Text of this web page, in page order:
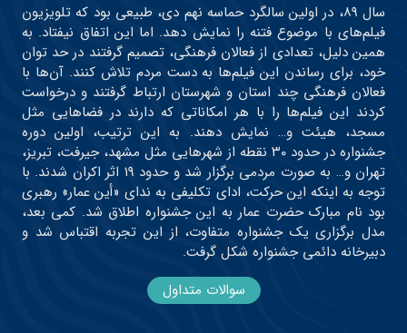
سال ۸۹، در اولین سالگرد حماسه نهم دی، طبیعی بود که تلویزیون
فیلم‌های با موضوع فتنه را نمایش دهد. اما این اتفاق نیفتاد. به
همین دلیل، تعدادی از فعالان فرهنگی، تصمیم گرفتند در حد توان
خود، برای رساندن این فیلم‌ها به دست مردم تلاش کنند. آن‌ها با
فعالان فرهنگی چند استان و شهرستان ارتباط گرفتند و درخواست
کردند این فیلم‌ها را با هر امکاناتی که دارند در فضاهایی مثل
مسجد، هیئت و… نمایش دهند. به این ترتیب، اولین دوره
جشنواره در حدود ۳۰ نقطه از شهرهایی مثل مشهد، جیرفت، تبریز،
تهران و… به صورت مردمی برگزار شد و حدود ۱۹ اثر اکران شدند. با
توجه به اینکه این حرکت، ادای تکلیفی به ندای «أین عمار» رهبری
بود نام مبارک حضرت عمار به این جشنواره اطلاق شد. کمی بعد،
مدل برگزاری یک جشنواره متفاوت، از این تجربه اقتباس شد و
دبیرخانه دائمی جشنواره شکل گرفت.
سوالات متداول